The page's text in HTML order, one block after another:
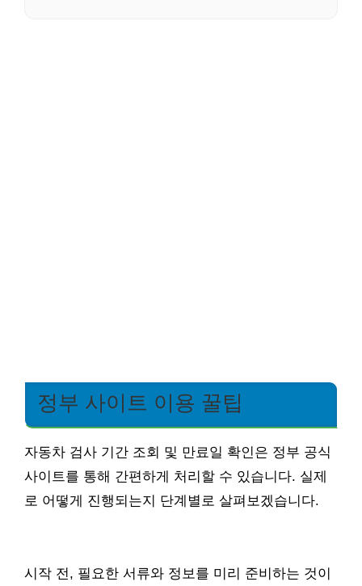
정부 사이트 이용 꿀팁
자동차 검사 기간 조회 및 만료일 확인은 정부 공식
사이트를 통해 간편하게 처리할 수 있습니다. 실제
로 어떻게 진행되는지 단계별로 살펴보겠습니다.
시작 전, 필요한 서류와 정보를 미리 준비하는 것이